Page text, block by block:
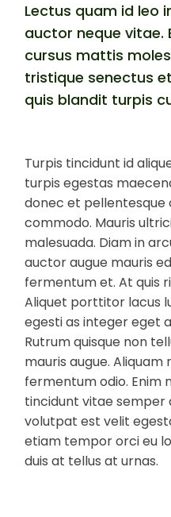
Lectus quam id leo
auctor neque vitae.
cursus mattis
tristique senectus
quis blandit turpis
Turpis tincidunt id
turpis egestas
donec et pellentesque
commodo. Mauris
malesuada. Diam in
auctor augue mauris
fermentum et. At quis
Aliquet porttitor lacus
egesti as integer eget
Rutrum quisque non
mauris augue. Aliquam
fermentum odio. Enim
tincidunt vitae semper
volutpat est velit
etiam tempor orci eu
duis at tellus at urnas.